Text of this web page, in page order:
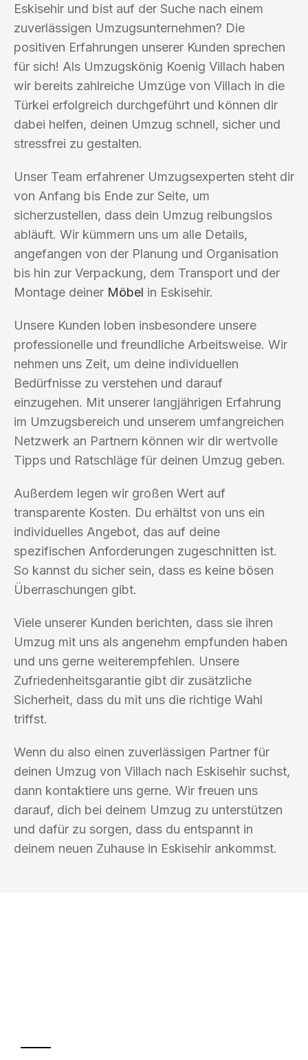
Eskisehir und bist auf der Suche nach einem
zuverlässigen Umzugsunternehmen? Die
positiven Erfahrungen unserer Kunden sprechen
für sich! Als Umzugskönig Koenig Villach haben
wir bereits zahlreiche Umzüge von Villach in die
Türkei erfolgreich durchgeführt und können dir
dabei helfen, deinen Umzug schnell, sicher und
stressfrei zu gestalten.
Unser Team erfahrener Umzugsexperten steht dir
von Anfang bis Ende zur Seite, um
sicherzustellen, dass dein Umzug reibungslos
abläuft. Wir kümmern uns um alle Details,
angefangen von der Planung und Organisation
bis hin zur Verpackung, dem Transport und der
Montage deiner Möbel in Eskisehir.
Unsere Kunden loben insbesondere unsere
professionelle und freundliche Arbeitsweise. Wir
nehmen uns Zeit, um deine individuellen
Bedürfnisse zu verstehen und darauf
einzugehen. Mit unserer langjährigen Erfahrung
im Umzugsbereich und unserem umfangreichen
Netzwerk an Partnern können wir dir wertvolle
Tipps und Ratschläge für deinen Umzug geben.
Außerdem legen wir großen Wert auf
transparente Kosten. Du erhältst von uns ein
individuelles Angebot, das auf deine
spezifischen Anforderungen zugeschnitten ist.
So kannst du sicher sein, dass es keine bösen
Überraschungen gibt.
Viele unserer Kunden berichten, dass sie ihren
Umzug mit uns als angenehm empfunden haben
und uns gerne weiterempfehlen. Unsere
Zufriedenheitsgarantie gibt dir zusätzliche
Sicherheit, dass du mit uns die richtige Wahl
triffst.
Wenn du also einen zuverlässigen Partner für
deinen Umzug von Villach nach Eskisehir suchst,
dann kontaktiere uns gerne. Wir freuen uns
darauf, dich bei deinem Umzug zu unterstützen
und dafür zu sorgen, dass du entspannt in
deinem neuen Zuhause in Eskisehir ankommst.